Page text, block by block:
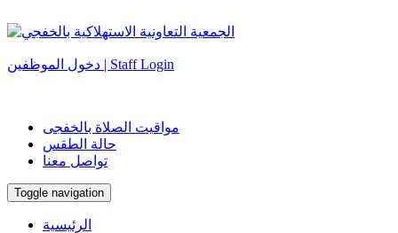
دخول الموظفين | Staff Login
مواقيت الصلاة بالخفجى
حالة الطقس
تواصل معنا
Toggle navigation
الرئيسية